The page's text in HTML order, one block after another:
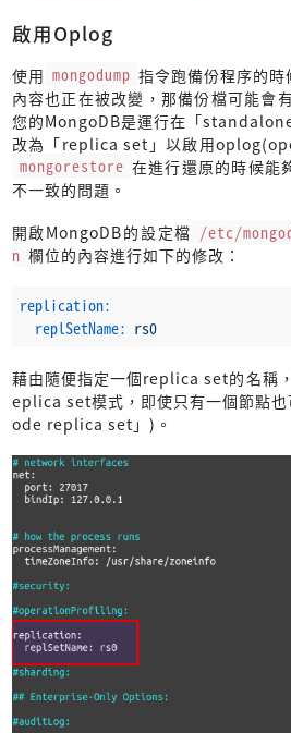
啟用Oplog
使用 mongodump 指令跑備份程序的
內容也正在被改變，那備份檔可能會
您的MongoDB是運行在「
改為「replica set」以啟用
mongorestore 在進行還原的時候能
不一致的問題。
開啟MongoDB的設定檔 /etc/
n 欄位的內容進行如下的修改：
replication:
replSetName: rs0
藉由隨便指定一個replica set的名稱
eplica set模式，即使只有一個節點
ode replica set」)。